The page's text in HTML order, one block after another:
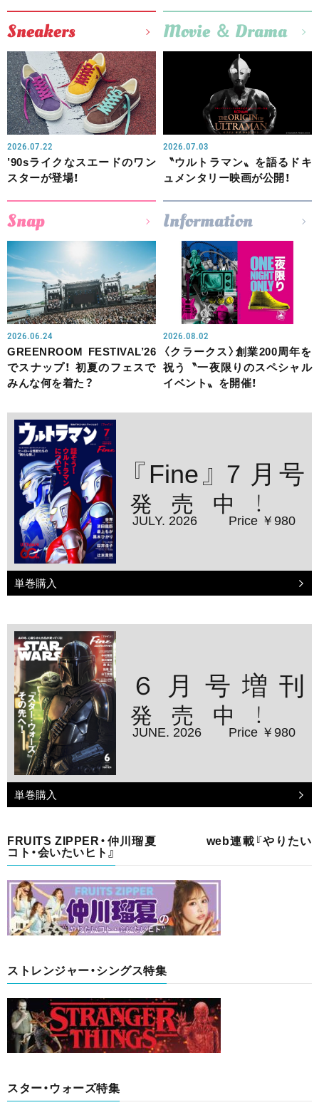
Sneakers
2026.07.22
’90sライクなスエードのワン
スターが登場！
Movie ＆ Drama
2026.07.03
〝ウルトラマン〟を語るドキ
ュメンタリー映画が公開！
Snap
2026.06.24
GREENROOM FESTIVAL’26
でスナップ！ 初夏のフェスで
みんな何を着た？
Information
2026.08.02
〈クラークス〉創業200周年を
祝う〝一夜限りのスペシャル
イベント〟を開催！
『Fine』７月号
発売中！
JULY. 2026 Price ￥980
単巻購入
６月号増刊
発売中！
JUNE. 2026 Price ￥980
単巻購入
FRUITS ZIPPER・仲川瑠夏 web連載『やりたい
コト・会いたいヒト』
ストレンジャー・シングス特集
スター・ウォーズ特集